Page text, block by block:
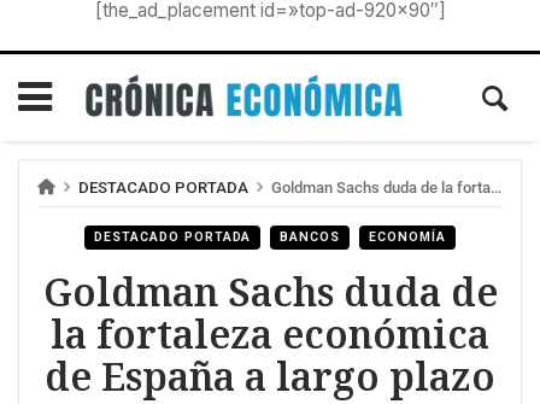
[the_ad_placement id=»top-ad-920×90″]
DESTACADO PORTADA Goldman Sachs duda de la fortaleza económica de España a largo plazo
DESTACADO PORTADA BANCOS ECONOMÍA
Goldman Sachs duda de
la fortaleza económica
de España a largo plazo